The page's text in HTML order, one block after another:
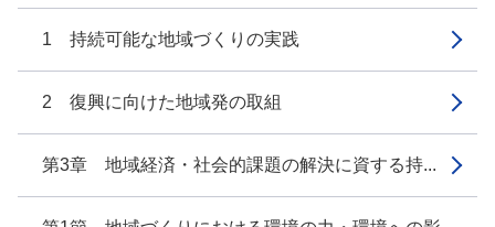
1 持続可能な地域づくりの実践
2 復興に向けた地域発の取組
第3章 地域経済・社会的課題の解決に資する持...